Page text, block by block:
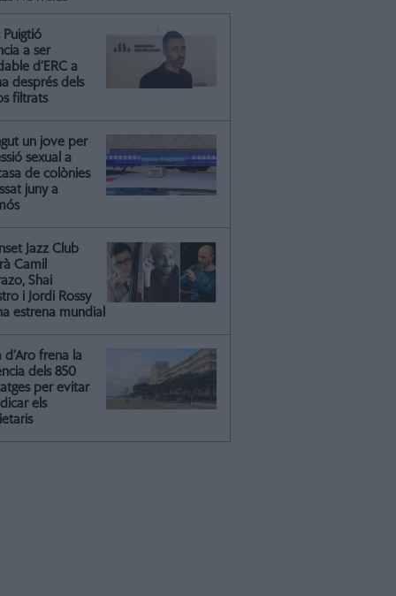
Puigtió
a ser
d’ERC a
després dels
filtrats
un jove per
sexual a
de colònies
juny a
Jazz Club
Camil
Shai
i Jordi Rossy
estrena mundial
d’Aro frena la
dels 850
per evitar
els